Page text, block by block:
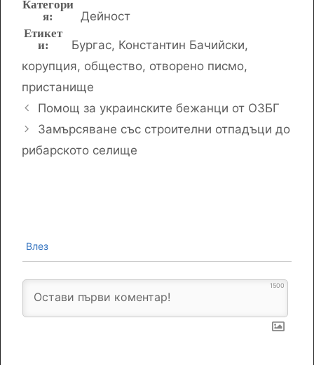
Дейност
Бургас, Константин Бачийски,
корупция, общество, отворено писмо,
пристанище
Помощ за украинските бежанци от ОЗБГ
Замърсяване със строителни отпадъци до
рибарското селище
Влез
1500